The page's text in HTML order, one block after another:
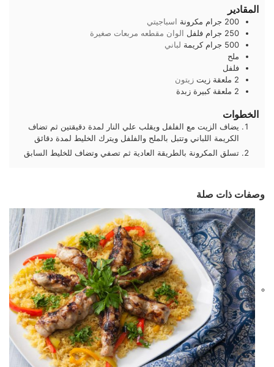
المقادير
200 جرام مكرونة اسباجيتي
250 جرام فلفل الوان مقطعه مربعات صغيرة
500 جرام كريمة لباني
ملح
فلفل
2 ملعقة زيت زيتون
2 ملعقة كبيرة زبدة
الخطوات
يضاف الزيت مع الفلفل ويقلب علي النار لمدة دقيقتين ثم تضاف
الكريمة اللباني وتتبل بالملح والفلفل ويترك الخليط لمدة دقائق
تسلق المكرونة بالطريقة العادية ثم تصفي وتضاف للخليط السابق
وصفات ذات صلة